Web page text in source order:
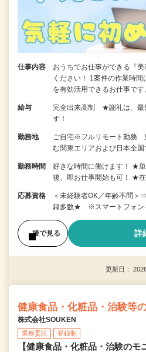
仕事内容
おうちでお仕事ができる『
ください！ 1案件の作業時
を有効活用できるお仕事で
給与
完全出来高制 ★謝礼は、最
す！
勤務地
ご自宅※フルリモート勤務
む関東エリアおよび日本全
勤務時間
好きな時間に働けます！ ★
後、即お仕事開始も可！ ★
応募資格
＜未経験者OK／年齢不問
録多数★ ※スマートフォン
後で見る 詳
更新日：
健康食品・化粧品・治験等
株式会社SOUKEN
業務委託 登録制
【健康食品・化粧品・治験のモ